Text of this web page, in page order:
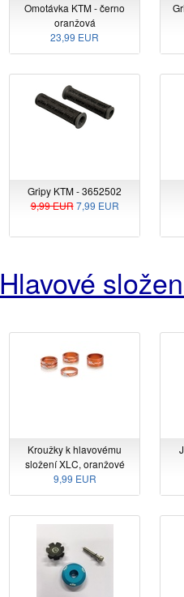
Omotávka KTM - černo
oranžová
23,99 EUR
Gripy KTM - 3652502
9,99 EUR7,99 EUR
Hlavové
Kroužky k hlavovému
složení XLC, oranžové
9,99 EUR